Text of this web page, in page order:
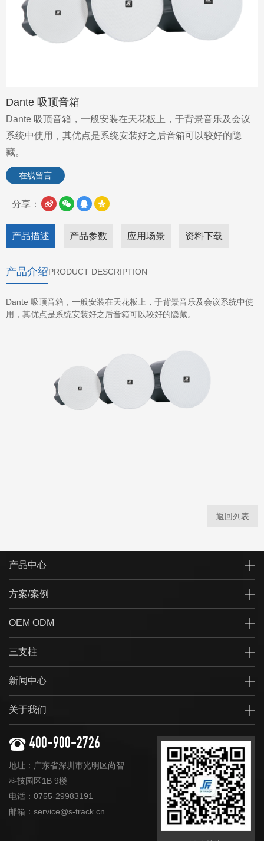
Dante 吸顶音箱
Dante 吸顶音箱，一般安装在天花板上，于背景音乐及会议
系统中使用，其优点是系统安装好之后音箱可以较好的隐
藏。
在线留言
分享：
产品描述 产品参数 应用场景 资料下载
产品介绍PRODUCT DESCRIPTION
Dante 吸顶音箱，一般安装在天花板上，于背景音乐及会议系统中使
用，其优点是系统安装好之后音箱可以较好的隐藏。
返回列表
产品中心
方案/案例
OEM ODM
三支柱
新闻中心
关于我们
400-900-2726
地址：广东省深圳市光明区尚智
科技园区1B 9楼
电话：0755-29983191
邮箱：service@s-track.cn